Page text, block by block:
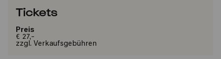
Tickets
Preis
€ 27,-
zzgl. Verkaufsgebühren